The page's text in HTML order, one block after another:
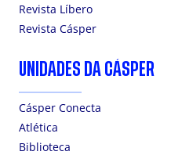
Revista Líbero
Revista Cásper
UNIDADES DA CÁSPER
Cásper Conecta
Atlética
Biblioteca